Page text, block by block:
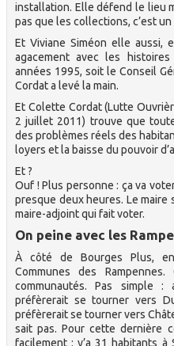
installation. Elle défend le lieu
pas que les collections, c’est
Et Viviane Siméon elle
agacement avec les
années 1995, soit le Conseil
Cordat a levé la main.
Et Colette Cordat (Lutte
2 juillet 2011) trouve que
des problèmes réels des
loyers et la baisse du pouvoir
Et ?
Ouf ! Plus personne : ça va
presque deux heures. Le maire
maire-adjoint qui fait voter.
On peine avec les
À côté de Bourges Plus,
Communes des
communautés. Pas simple :
préfèrerait se tourner vers
préfèrerait se tourner vers
sait pas. Pour cette dernière
facilement : y’a 31 habitants à